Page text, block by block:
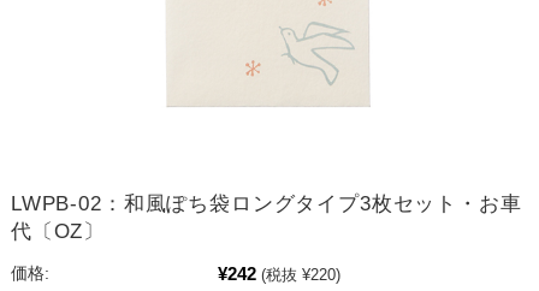
LWPB-02：和風ぽち袋ロングタイプ3枚セット・お車
代〔OZ〕
価格: ¥242 (税抜 ¥220)